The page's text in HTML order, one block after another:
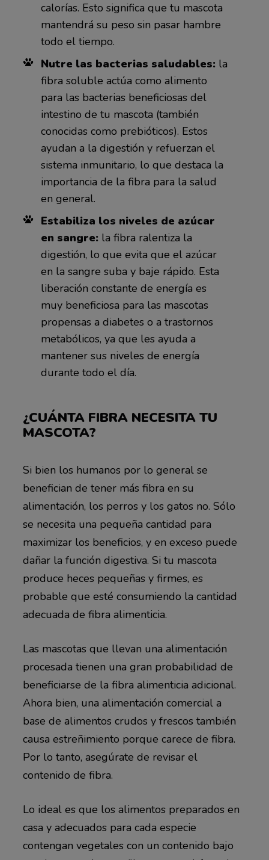
calorías. Esto significa que tu mascota
mantendrá su peso sin pasar hambre
todo el tiempo.
Nutre las bacterias saludables: la
fibra soluble actúa como alimento
para las bacterias beneficiosas del
intestino de tu mascota (también
conocidas como prebióticos). Estos
ayudan a la digestión y refuerzan el
sistema inmunitario, lo que destaca la
importancia de la fibra para la salud
en general.
Estabiliza los niveles de azúcar
en sangre: la fibra ralentiza la
digestión, lo que evita que el azúcar
en la sangre suba y baje rápido. Esta
liberación constante de energía es
muy beneficiosa para las mascotas
propensas a diabetes o a trastornos
metabólicos, ya que les ayuda a
mantener sus niveles de energía
durante todo el día.
¿CUÁNTA FIBRA NECESITA TU
MASCOTA?
Si bien los humanos por lo general se
benefician de tener más fibra en su
alimentación, los perros y los gatos no. Sólo
se necesita una pequeña cantidad para
maximizar los beneficios, y en exceso puede
dañar la función digestiva. Si tu mascota
produce heces pequeñas y firmes, es
probable que esté consumiendo la cantidad
adecuada de fibra alimenticia.
Las mascotas que llevan una alimentación
procesada tienen una gran probabilidad de
beneficiarse de la fibra alimenticia adicional.
Ahora bien, una alimentación comercial a
base de alimentos crudos y frescos también
causa estreñimiento porque carece de fibra.
Por lo tanto, asegúrate de revisar el
contenido de fibra.
Lo ideal es que los alimentos preparados en
casa y adecuados para cada especie
contengan vegetales con un contenido bajo